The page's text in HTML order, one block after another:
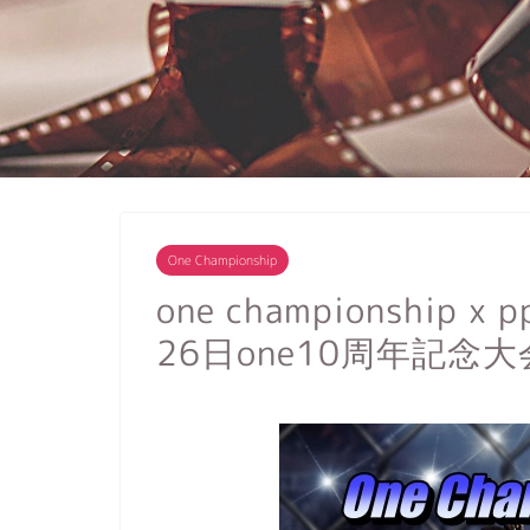
One Championship
one championship x
26日one10周年記念大